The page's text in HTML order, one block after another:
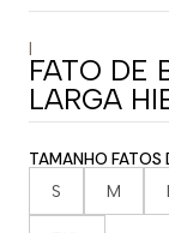
|
FATO DE
LARGA
TAMANHO FATOS
S M